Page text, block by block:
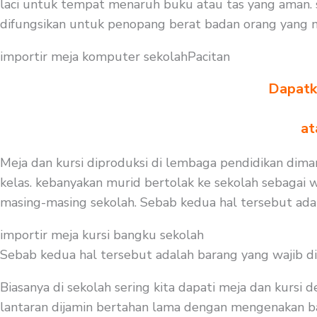
laci untuk tempat menaruh buku atau tas yang
difungsikan untuk penopang berat badan orang yang
importir meja komputer sekolahPacitan
Meja dan kursi diproduksi di lembaga pendidikan
kelas. kebanyakan murid bertolak ke sekolah
masing-masing sekolah. Sebab kedua hal tersebut
importir meja kursi bangku sekolah
Sebab kedua hal tersebut adalah barang yang wajib
Biasanya di sekolah sering kita dapati meja dan kursi
lantaran dijamin bertahan lama dengan mengenakan